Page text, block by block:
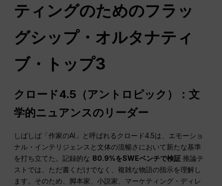
ティングのためのフラッ
グシップ・オルタナティ
ブ・トップ3
クロード4.5（アントロピック）：文
学的ニュアンスのリーダー
しばしば「作家のAI」と呼ばれるクロード4.5は、エモーショ
ナル・インテリジェンスと文体の流暢さにおいて新たな基準
を打ち立てた。記録的な 80.9%をSWEベンチで検証 推論テ
ストでは、ただ書くだけでなく、複雑な物語の指示を理解し
ます。そのため、脚本家、小説家、マーケティング・ディレ